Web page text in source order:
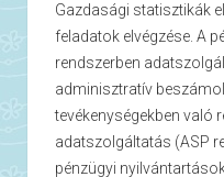
Gazdasági statisztikák
feladatok elvégzése. A
rendszerben
adminisztratív
tevékenységekben való
adatszolgáltatás (ASP
pénzügyi